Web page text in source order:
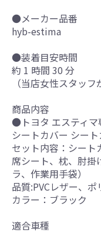
●メーカー品番
hyb-estima
●装着目安時間
約 1 時間 30 分
（当店女性スタッフ
商品内容
●トヨタ エスティマ
シートカバー シー
セット内容：シー
席シート、枕、肘掛
ラ、作業用手袋）
品質:PVCレザー、
カラー：ブラック
適合車種